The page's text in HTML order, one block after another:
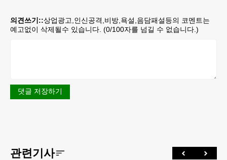
의견쓰기::상업광고,인신공격,비방,욕설,음담패설등의 코멘트는
예고없이 삭제될수 있습니다. (0/100자를 넘길 수 없습니다.)
댓글 저장하기
관련기사